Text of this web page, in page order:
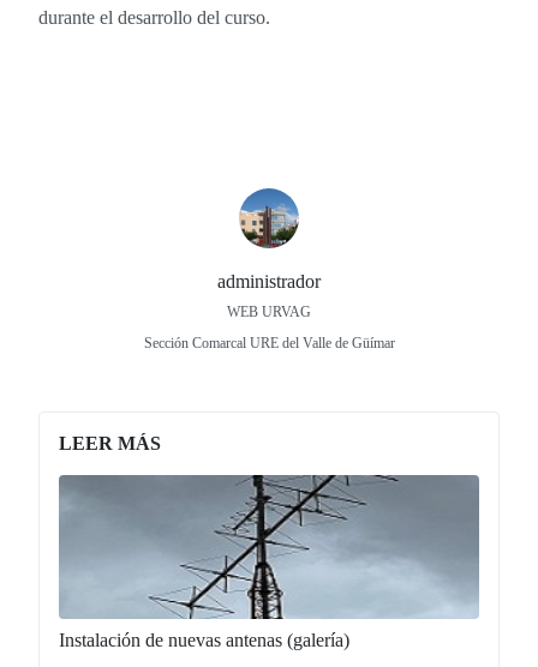
administrador
WEB URVAG
Sección Comarcal URE del Valle de Güímar
LEER MÁS
Instalación de nuevas antenas (galería)
durante el desarrollo del curso.